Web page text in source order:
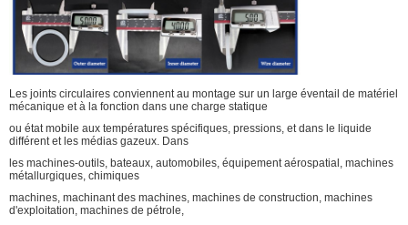
Les joints circulaires conviennent au montage sur un large éventail de matériel
mécanique et à la fonction dans une charge statique
ou état mobile aux températures spécifiques, pressions, et dans le liquide
différent et les médias gazeux. Dans
les machines-outils, bateaux, automobiles, équipement aérospatial, machines
métallurgiques, chimiques
machines, machinant des machines, machines de construction, machines
d'exploitation, machines de pétrole,